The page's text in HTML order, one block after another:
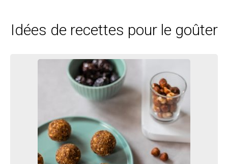
Idées de recettes pour le goûter